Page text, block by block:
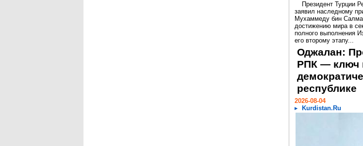
Президент Турции
заявил наследному
Мухаммеду бин
достижению мира в
полного выполнения
его второму этапу...
Оджалан:
РПК — ключ
республике
2026-08-04
Kurdistan.Ru